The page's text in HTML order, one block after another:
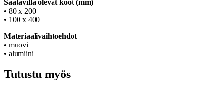
Saatavilla olevat koot (mm)
• 80 x 200
• 100 x 400
Materiaalivaihtoehdot
• muovi
• alumiini
Tutustu myös